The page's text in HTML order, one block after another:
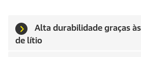
Alta durabilidade graças
de lítio